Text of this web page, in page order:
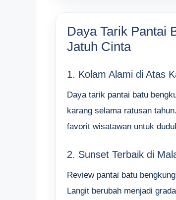
Daya Tarik Pantai
Jatuh Cinta
1. Kolam Alami di Atas
Daya tarik pantai batu
karang selama ratusan
favorit wisatawan untuk
2. Sunset Terbaik di
Review pantai batu
Langit berubah menjadi